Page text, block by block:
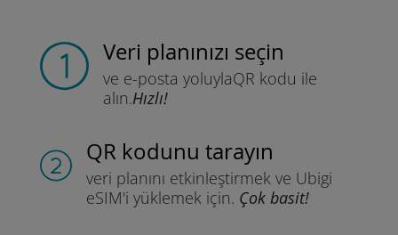
Veri planınızı seçin
ve e-posta yoluylaQR kodu ile
alın.Hızlı!
QR kodunu tarayın
veri planını etkinleştirmek ve Ubigi
eSIM'i yüklemek için. Çok basit!